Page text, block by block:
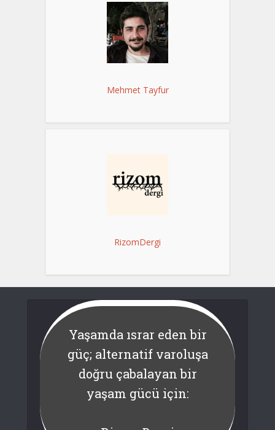
Mehmet Tayfur
RizomDergi
Yaşamda ısrar eden bir
güç; alternatif varoluşa
doğru çabalayan bir
yaşam gücü için: